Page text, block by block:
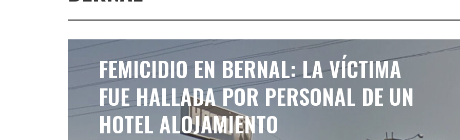
FEMICIDIO EN BERNAL: LA VÍCTIMA
FUE HALLADA POR PERSONAL DE UN
HOTEL ALOJAMIENTO